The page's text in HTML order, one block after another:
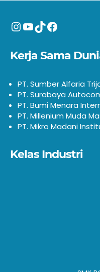
Instagram
YouTube
TikTokFacebook
Kerja Sama
PT. Sumber Alfaria
PT. Surabaya
PT. Bumi Menara
PT. Millenium Muda
PT. Mikro Madani
Kelas Industri